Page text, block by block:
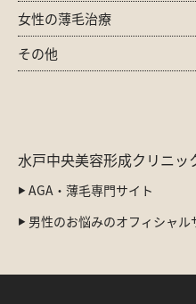
女性の薄毛治療
その他
水戸中央美容形成クリニッ
AGA・薄毛専門サイト
男性のお悩みのオフィシャル